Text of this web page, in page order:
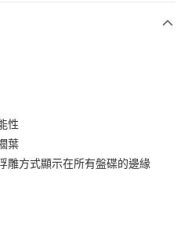
性
葉
雕方式顯示在所有盤碟的邊緣